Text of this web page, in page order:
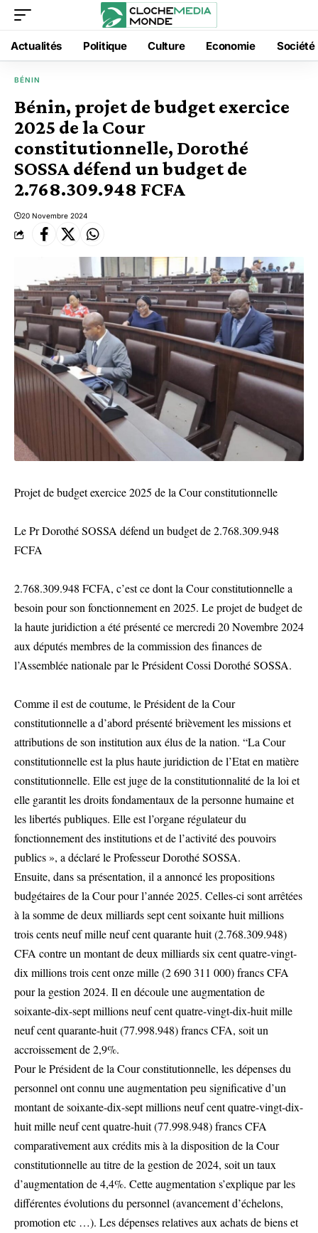
Actualités Politique Culture Economie Société
BÉNIN
Bénin, projet de budget exercice
2025 de la Cour
constitutionnelle, Dorothé
SOSSA défend un budget de
2.768.309.948 FCFA
20 Novembre 2024
Projet de budget exercice 2025 de la Cour constitutionnelle
Le Pr Dorothé SOSSA défend un budget de 2.768.309.948
FCFA
2.768.309.948 FCFA, c’est ce dont la Cour constitutionnelle a
besoin pour son fonctionnement en 2025. Le projet de budget de
la haute juridiction a été présenté ce mercredi 20 Novembre 2024
aux députés membres de la commission des finances de
l’Assemblée nationale par le Président Cossi Dorothé SOSSA.
Comme il est de coutume, le Président de la Cour
constitutionnelle a d’abord présenté brièvement les missions et
attributions de son institution aux élus de la nation. “La Cour
constitutionnelle est la plus haute juridiction de l’Etat en matière
constitutionnelle. Elle est juge de la constitutionnalité de la loi et
elle garantit les droits fondamentaux de la personne humaine et
les libertés publiques. Elle est l’organe régulateur du
fonctionnement des institutions et de l’activité des pouvoirs
publics », a déclaré le Professeur Dorothé SOSSA.
Ensuite, dans sa présentation, il a annoncé les propositions
budgétaires de la Cour pour l’année 2025. Celles-ci sont arrêtées
à la somme de deux milliards sept cent soixante huit millions
trois cents neuf mille neuf cent quarante huit (2.768.309.948)
CFA contre un montant de deux milliards six cent quatre-vingt-
dix millions trois cent onze mille (2 690 311 000) francs CFA
pour la gestion 2024. Il en découle une augmentation de
soixante-dix-sept millions neuf cent quatre-vingt-dix-huit mille
neuf cent quarante-huit (77.998.948) francs CFA, soit un
accroissement de 2,9%.
Pour le Président de la Cour constitutionnelle, les dépenses du
personnel ont connu une augmentation peu significative d’un
montant de soixante-dix-sept millions neuf cent quatre-vingt-dix-
huit mille neuf cent quatre-huit (77.998.948) francs CFA
comparativement aux crédits mis à la disposition de la Cour
constitutionnelle au titre de la gestion de 2024, soit un taux
d’augmentation de 4,4%. Cette augmentation s’explique par les
différentes évolutions du personnel (avancement d’échelons,
promotion etc …). Les dépenses relatives aux achats de biens et